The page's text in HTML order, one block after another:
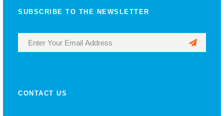
SUBSCRIBE TO THE NEWSLETTER
CONTACT US